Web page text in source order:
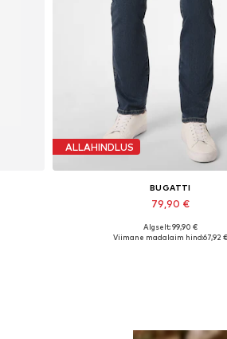
ALLAHINDLUS
BUGATTI
79,90 €
Saadaval erinevates
Algselt: 99,90 €
Viimane madalaim hind:67,92 €